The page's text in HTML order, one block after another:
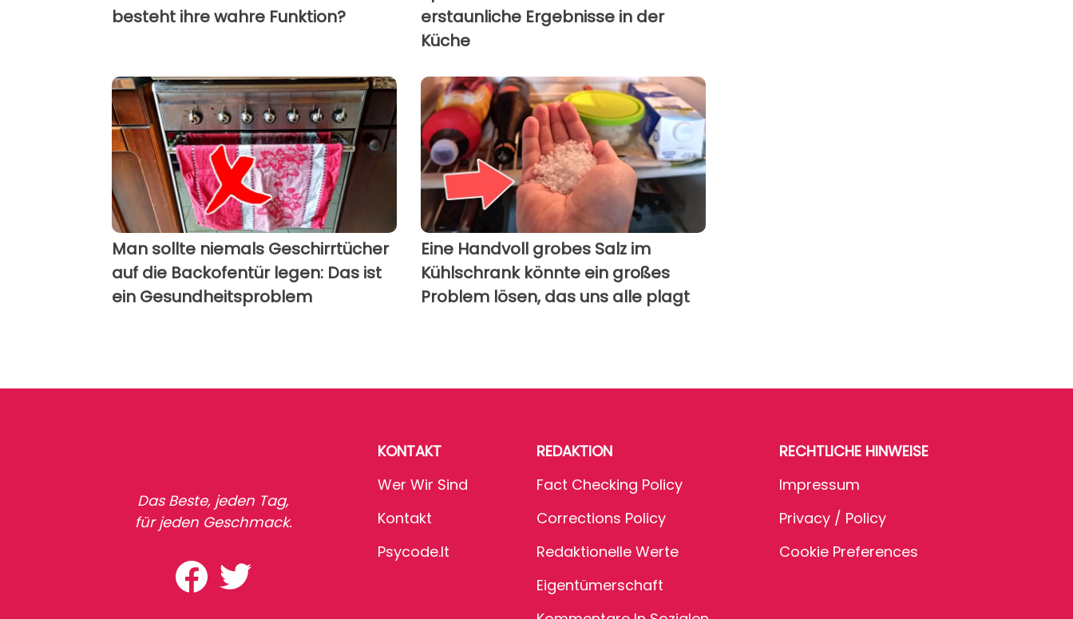
besteht ihre wahre Funktion?
erstaunliche Ergebnisse in der
Küche
Man sollte niemals Geschirrtücher
auf die Backofentür legen: Das ist
ein Gesundheitsproblem
Eine Handvoll grobes Salz im
Kühlschrank könnte ein großes
Problem lösen, das uns alle plagt
Das Beste, jeden Tag,
für jeden Geschmack.
KONTAKT
Wer Wir Sind
Kontakt
Psycode.it
REDAKTION
Fact Checking Policy
Corrections Policy
Redaktionelle Werte
Eigentümerschaft
RECHTLICHE HINWEISE
Impressum
Privacy / Policy
Cookie Preferences